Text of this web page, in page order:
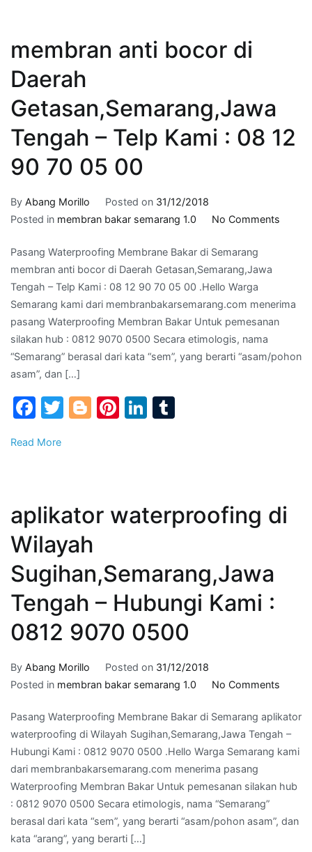
membran anti bocor di
Daerah
Getasan,Semarang,Jawa
Tengah – Telp Kami : 08 12
90 70 05 00
By Abang Morillo Posted on 31/12/2018
Posted in membran bakar semarang 1.0 No Commentson
Daerah
–
00
Pasang Waterproofing Membrane Bakar di Semarang
membran anti bocor di Daerah Getasan,Semarang,Jawa
Tengah – Telp Kami : 08 12 90 70 05 00 .Hello Warga
Semarang kami dari membranbakarsemarang.com menerima
pasang Waterproofing Membran Bakar Untuk pemesanan
silakan hub : 0812 9070 0500 Secara etimologis, nama
“Semarang” berasal dari kata “sem”, yang berarti “asam/pohon
asam”, dan […]
Facebook
Twitter
Blogger
Pinterest
LinkedIn
Read More
aplikator waterproofing di
Wilayah
Sugihan,Semarang,Jawa
Tengah – Hubungi Kami :
0812 9070 0500
By Abang Morillo Posted on 31/12/2018
Posted in membran bakar semarang 1.0 No Commentson
di
Pasang Waterproofing Membrane Bakar di Semarang aplikator
waterproofing di Wilayah Sugihan,Semarang,Jawa Tengah –
Hubungi Kami : 0812 9070 0500 .Hello Warga Semarang kami
dari membranbakarsemarang.com menerima pasang
Waterproofing Membran Bakar Untuk pemesanan silakan hub
: 0812 9070 0500 Secara etimologis, nama “Semarang”
berasal dari kata “sem”, yang berarti “asam/pohon asam”, dan
kata “arang”, yang berarti […]